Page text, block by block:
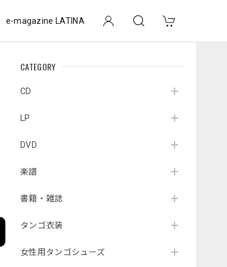
e-magazine LATINA
CATEGORY
CD
LP
DVD
楽譜
書籍・雑誌
タンゴ衣装
女性用タンゴシューズ